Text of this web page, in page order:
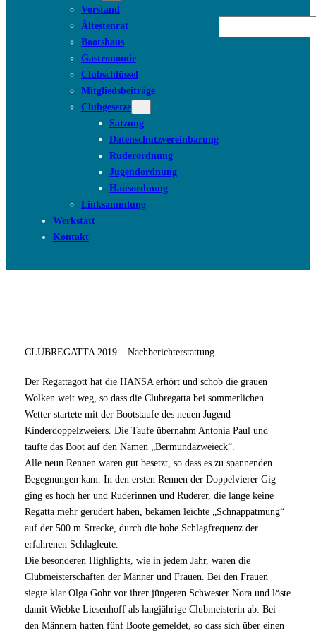
Vorstand
Ältestenrat
Bootshaus
Gastronomie
Clubschlüssel
Mitgliedsbeiträge
Clubgesetze
Satzung
Datenschutzvereinbarung
Ruderordnung
Jugendordnung
Hausordnung
Linksammlung
Werkstatt
Kontakt
CLUBREGATTA 2019 – Nachberichterstattung
Der Regattagott hat die HANSA erhört und schob die grauen
Wolken weit weg, so dass die Clubregatta bei sommerlichen
Wetter startete mit der Bootstaufe des neuen Jugend-
Kinderdoppelzweiers. Die Taufe übernahm Antonia Paul und
taufte das Boot auf den Namen „Bermundazweieck“.
Alle neun Rennen waren gut besetzt, so dass es zu spannenden
Begegnungen kam. In den ersten Rennen der Doppelvierer Gig
ging es hoch her und Ruderinnen und Ruderer, die lange keine
Regatta mehr gerudert haben, bekamen leichte „Schnappatmung“
auf der 500 m Strecke, durch die hohe Schlagfrequenz der
erfahrenen Schlagleute.
Die besonderen Highlights, wie in jedem Jahr, waren die
Clubmeisterschaften der Männer und Frauen. Bei den Frauen
siegte klar Olga Gohr vor ihrer jüngeren Schwester Nora und löste
damit Wiebke Liesenhoff als langjährige Clubmeisterin ab. Bei
den Männern hatten fünf Boote gemeldet, so dass sich über einen